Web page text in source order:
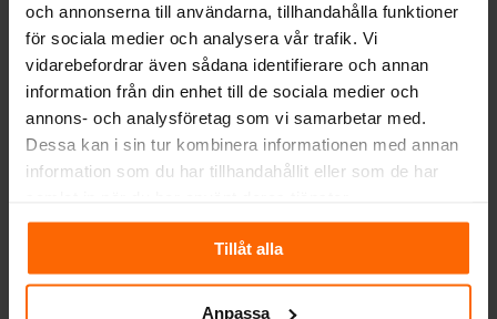
och annonserna till användarna, tillhandahålla funktioner
för sociala medier och analysera vår trafik. Vi
vidarebefordrar även sådana identifierare och annan
information från din enhet till de sociala medier och
annons- och analysföretag som vi samarbetar med.
Dessa kan i sin tur kombinera informationen med annan
information som du har tillhandahållit eller som de har
Tillåt alla
Anpassa
Westbo Victoria 100 är också utrustad med
en kokplatta under kronan vilket gör att ni
även kan laga mat och koka vatten om
strömmen skulle försvinna. Ett mycket
enkelt sätt att vara förberedd. Modellen går
endast att ansluta bakåt i sitt
orginalutförande men köper man till en
toppanslutning möjlig utan att störa
kokplattans placering under kronan.